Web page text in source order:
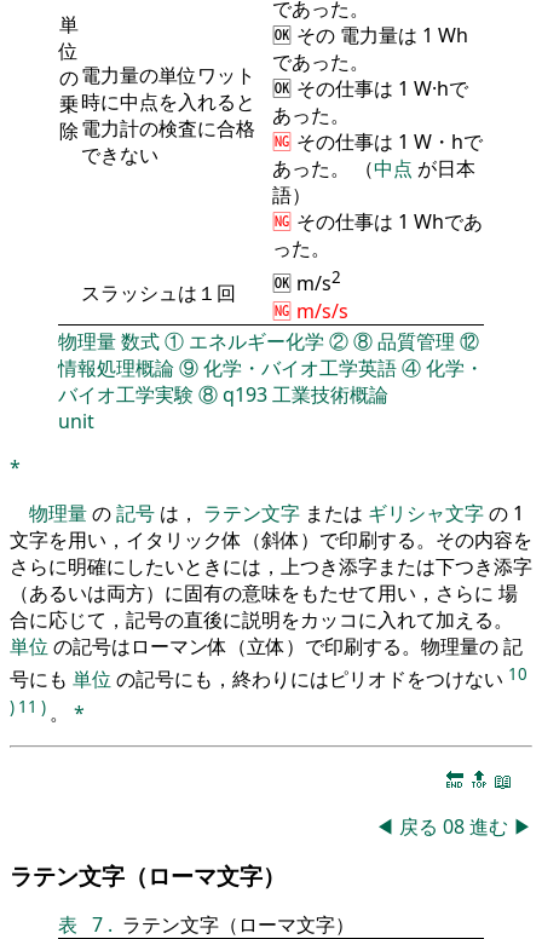
単
位
の
乗
除
電力量の単位ワット
時に中点を入れると
電力計の検査に合格
できない
であった。
🆗 その 電力量は 1 Wh
であった。
🆗 その仕事は 1 W·hで
あった。
🆖 その仕事は 1 W・hで
あった。 （中点 が日本
語）
🆖 その仕事は 1 Whであ
った。
スラッシュは１回
🆗 m/s2
🆖 m/s/s
物理量数式① エネルギー化学 ②⑧品質管理 ⑫
情報処理概論⑨化学・バイオ工学英語④化学・
バイオ工学実験 ⑧q193工業技術概論
unit
*
物理量の記号 は， ラテン文字 または ギリシャ文字の 1
文字を用い，イタリック体（斜体）で印刷する。その内容を
さらに明確にしたいときには，上つき添字または下つき添字
（あるいは両方）に固有の意味をもたせて用い，さらに 場
合に応じて，記号の直後に説明をカッコに入れて加える。
単位 の記号はローマン体（立体）で印刷する。物理量の 記
号にも 単位の記号にも，終わりにはピリオドをつけない 10
) 11 ) 。 *
🔚 🔝 📖
◀ 戻る 08進む ▶
ラテン文字（ローマ文字）
表 7 . ラテン文字（ローマ文字）